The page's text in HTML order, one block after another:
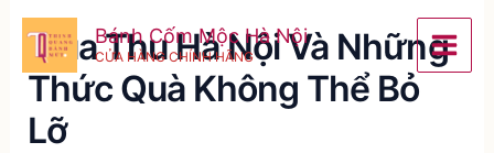
Nhảy
nội
dung
Bánh Cốm Mộc Hà Nội
CỬA HÀNG CHÍNH HÃNG
Mùa Thu Hà Nội Và Những
Thức Quà Không Thể Bỏ
Lỡ